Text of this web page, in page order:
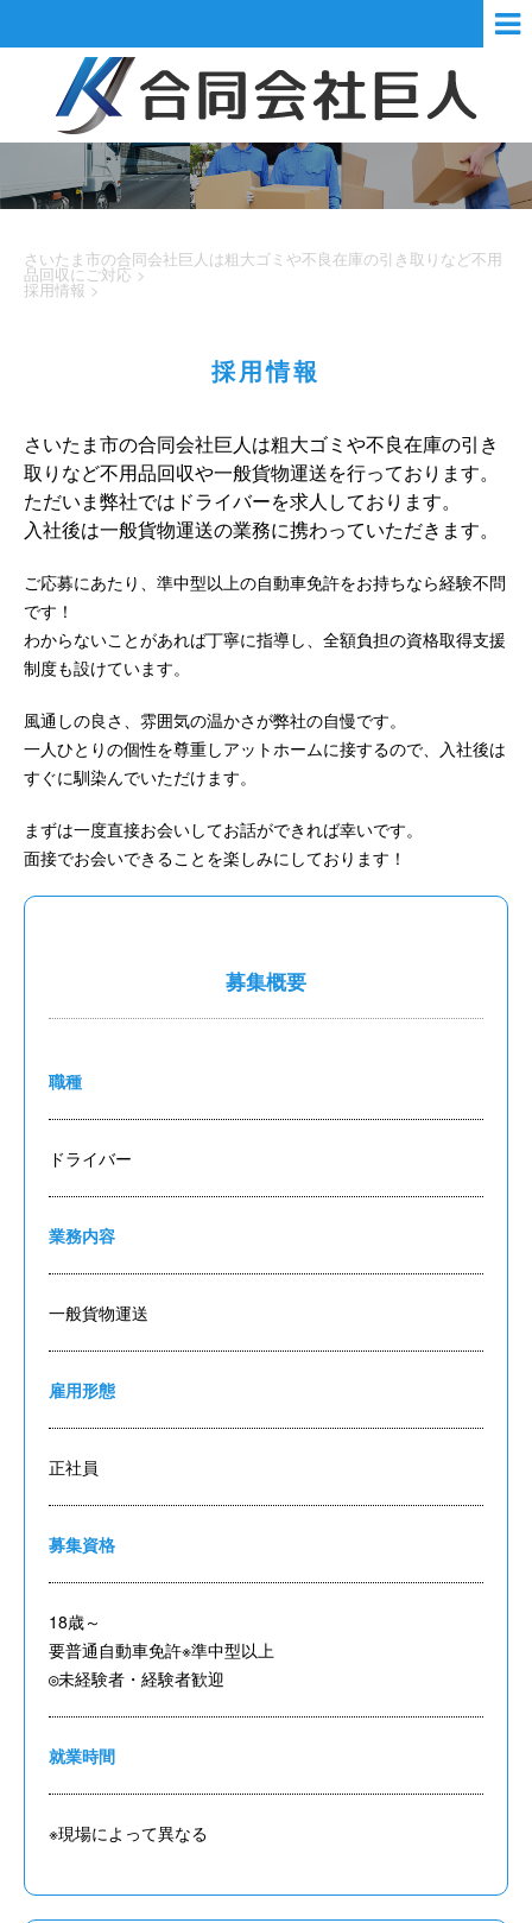
さいたま市の合同会社巨人は粗大ゴミや不良在庫の引き取りなど不用
品回収にご対応>
採用情報 >
採用情報
さいたま市の合同会社巨人は粗大ゴミや不良在庫の引き
取りなど不用品回収や一般貨物運送を行っております。
ただいま弊社ではドライバーを求人しております。
入社後は一般貨物運送の業務に携わっていただきます。
ご応募にあたり、準中型以上の自動車免許をお持ちなら経験不問
です！
わからないことがあれば丁寧に指導し、全額負担の資格取得支援
制度も設けています。
風通しの良さ、雰囲気の温かさが弊社の自慢です。
一人ひとりの個性を尊重しアットホームに接するので、入社後は
すぐに馴染んでいただけます。
まずは一度直接お会いしてお話ができれば幸いです。
面接でお会いできることを楽しみにしております！
募集概要
職種
ドライバー
業務内容
一般貨物運送
雇用形態
正社員
募集資格
18歳～
要普通自動車免許※準中型以上
◎未経験者・経験者歓迎
就業時間
※現場によって異なる